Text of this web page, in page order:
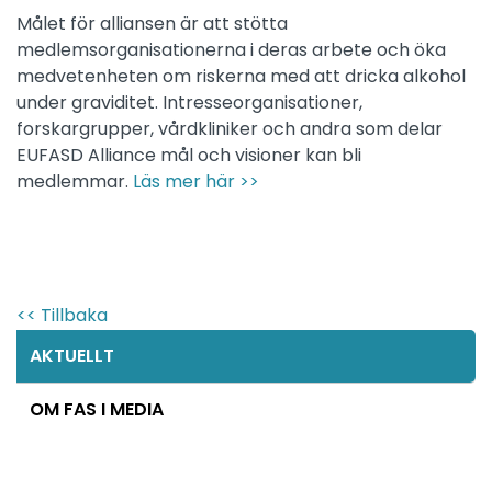
AKTUELLT
OM FAS I MEDIA
Målet för alliansen är att stötta
medlemsorganisationerna i deras arbete och öka
medvetenheten om riskerna med att dricka alkohol
under graviditet. Intresseorganisationer,
forskargrupper, vårdkliniker och andra som delar
EUFASD Alliance mål och visioner kan bli
medlemmar. Läs mer här >>
<< Tillbaka